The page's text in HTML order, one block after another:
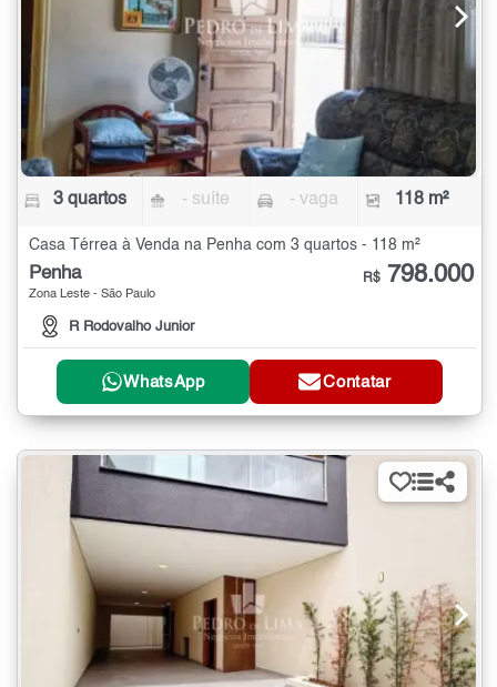
3 quartos - suíte - vaga 118 m²
Casa Térrea à Venda na Penha com 3 quartos - 118 m²
Penha
Zona Leste - São Paulo
R Rodovalho Junior
R$ 798.000
WhatsApp Contatar